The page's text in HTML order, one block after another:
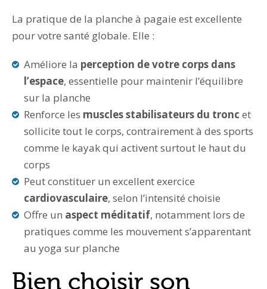
La pratique de la planche à pagaie est excellente
pour votre santé globale. Elle :
Améliore la perception de votre corps dans
l’espace, essentielle pour maintenir l’équilibre
sur la planche
Renforce les muscles stabilisateurs du tronc et
sollicite tout le corps, contrairement à des sports
comme le kayak qui activent surtout le haut du
corps
Peut constituer un excellent exercice
cardiovasculaire, selon l’intensité choisie
Offre un aspect méditatif, notamment lors de
pratiques comme les mouvement s’apparentant
au yoga sur planche
Bien choisir son